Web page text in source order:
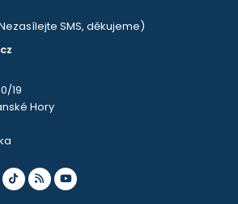
SMS, děkujeme)
19
Hory